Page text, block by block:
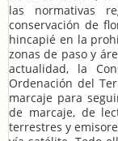
las normativas
conservación de
hincapié en la
zonas de paso y
actualidad, la
Ordenación del
marcaje para
de marcaje, de
terrestres y